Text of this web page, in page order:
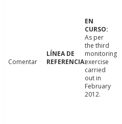
Comentar
As per
the third
monitoring
exercise
carried
out in
February
2012.